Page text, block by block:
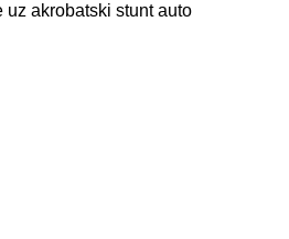
akrobatski stunt auto